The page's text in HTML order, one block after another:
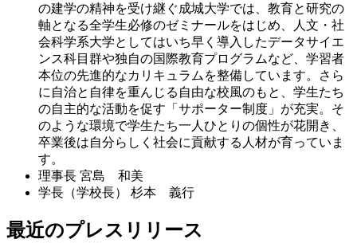
の建学の精神を受け継ぐ成城大学では、教育と研究の
軸となる全学生必修のゼミナールをはじめ、人文・社
会科学系大学としてはいち早く導入したデータサイエ
ンス科目群や独自の国際教育プログラムなど、学習者
本位の先進的なカリキュラムを整備しています。さら
に自治と自律を重んじる自由な校風のもと、学生たち
の自主的な活動を促す「サポーター制度」が充実。そ
のような環境で学生たち一人ひとりの個性が花開き、
卒業後は自分らしく社会に貢献する人材が育っていま
す。
理事長 宮島 和美
学長（学校長）
杉本 義行
最近のプレスリリース